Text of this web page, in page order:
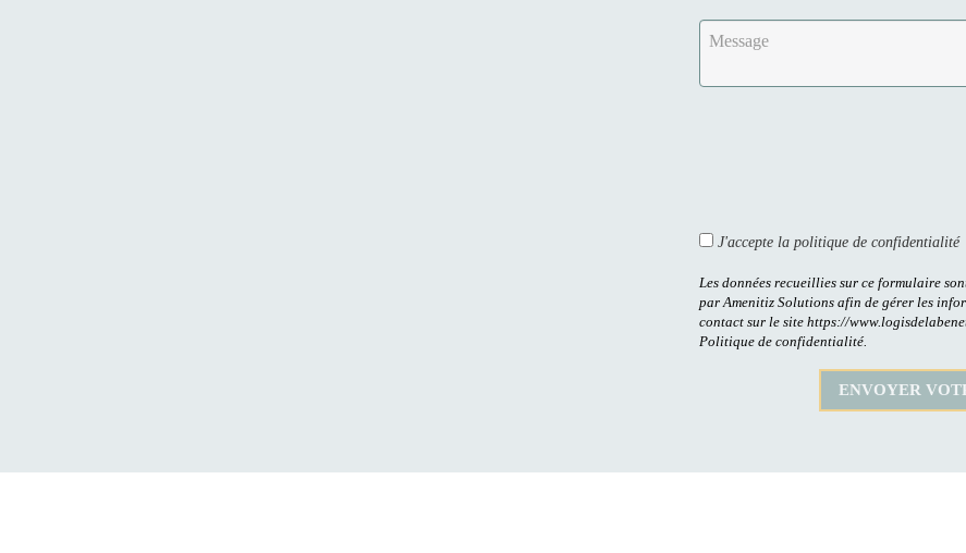
J'accepte la politique de confidentialité
Les données recueillies sur ce formulaire
par Amenitiz Solutions afin de gérer les
contact sur le site https://
Politique de confidentialité.